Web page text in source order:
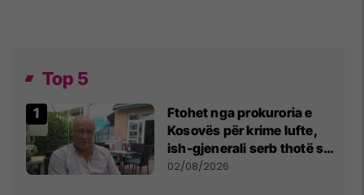
Top 5
Ftohet nga prokuroria e
Kosovës për krime lufte,
ish-gjenerali serb thotë se
dikush e tradhtoi në
02/08/2026